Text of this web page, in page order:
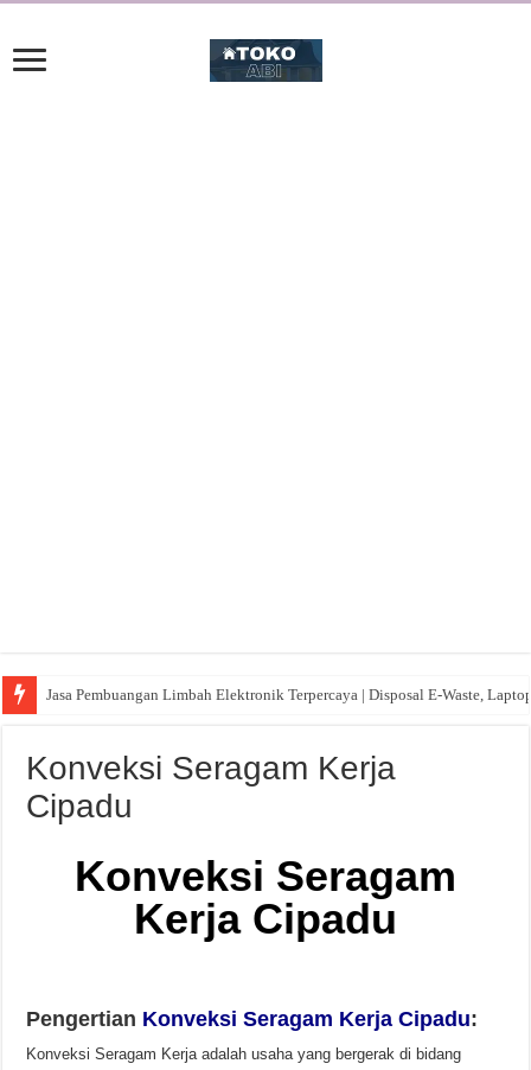
Jasa Pembuangan Limbah Elektronik Terpercaya | Disposal E-Waste,
Konveksi Seragam Kerja
Cipadu
Konveksi Seragam
Kerja Cipadu
Pengertian Konveksi Seragam Kerja Cipadu:
Konveksi Seragam Kerja adalah usaha yang bergerak di bidang